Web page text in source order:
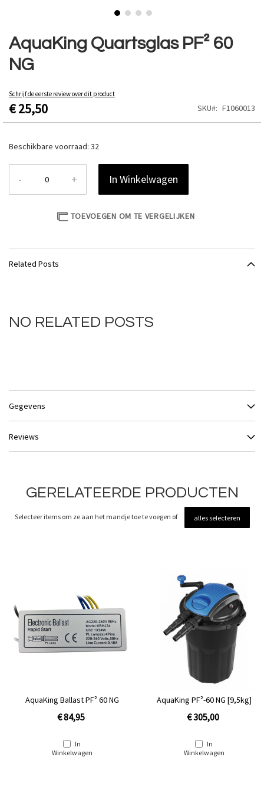
AquaKing Quartsglas PF² 60
NG
Schrijf de eerste review over dit product
€ 25,50 SKU F1060013
Beschikbare voorraad: 32
- + In Winkelwagen
TOEVOEGEN OM TE VERGELIJKEN
naar
het
begin
van
afbeeldingen-
gallerij
Related Posts
NO RELATED POSTS
Gegevens
Reviews
GERELATEERDE PRODUCTEN
Selecteer items om ze aan het mandje toe te voegen of alles selecteren
AquaKing Ballast PF² 60 NG
€ 84,95
In
Winkelwagen
AquaKing PF²-60 NG [9,5kg]
€ 305,00
In
Winkelwagen